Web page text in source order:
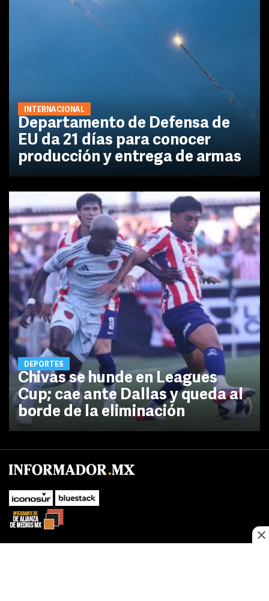
INTERNACIONAL
Departamento de Defensa de
EU da 21 días para conocer
producción y entrega de armas
DEPORTES
Chivas se hunde en Leagues
Cup; cae ante Dallas y queda al
borde de la eliminación